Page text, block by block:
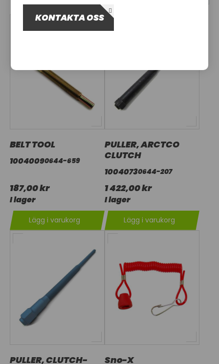
BELT TOOL
10040090644-659
187,00 kr
I lager
Lägg i varukorg
PULLER, ARCTCO
CLUTCH
10040730644-207
1 422,00 kr
I lager
Lägg i varukorg
PULLER, CLUTCH-
Sno-X
KONTAKTA OSS